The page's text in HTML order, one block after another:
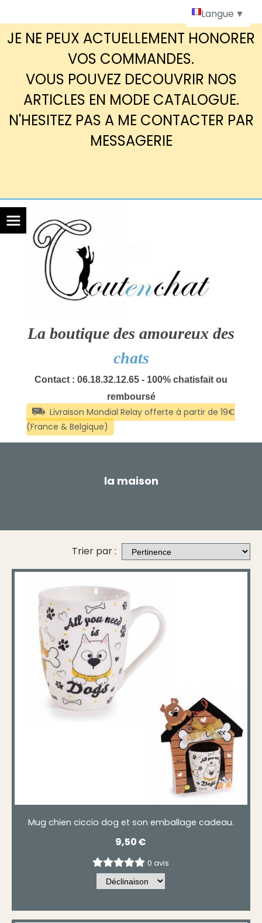
JE NE PEUX ACTUELLEMENT HONORER
VOS COMMANDES.
VOUS POUVEZ DECOUVRIR NOS
ARTICLES EN MODE CATALOGUE.
N'HESITEZ PAS A ME CONTACTER PAR
MESSAGERIE
La boutique des amoureux des
chats
Contact : 06.18.32.12.65 - 100% chatisfait ou
remboursé
la maison
Trier par :
Mug chien ciccio dog et son emballage cadeau.
9,50€
0 avis
Langue ▼